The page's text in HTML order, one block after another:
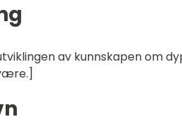
av kunnskapen om